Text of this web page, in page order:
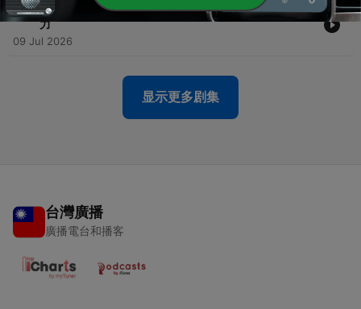
29 - ep28. 「I人」在職場如何自處？ ft. 張瀞仁的安靜超能
力
09 Jul 2026
显示更多剧集
台灣廣播
廣播電台和播客